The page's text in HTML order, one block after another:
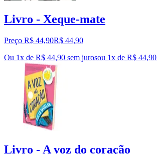
Livro - Xeque-mate
Preço R$ 44,90R$ 44,90
Ou 1x de R$ 44,90 sem jurosou 1x de R$ 44,90
Livro - A voz do coração